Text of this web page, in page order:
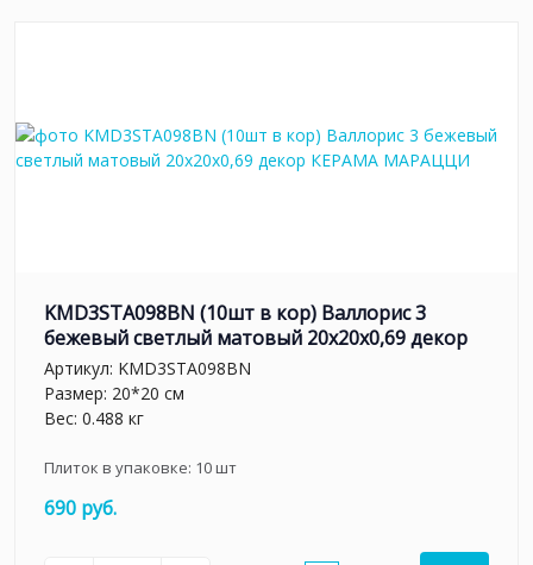
KMD3STA098BN (10шт в кор) Валлорис 3
бежевый светлый матовый 20x20x0,69 декор
Артикул: KMD3STA098BN
Размер: 20*20 см
Вес: 0.488 кг
Плиток в упаковке: 10шт
690 руб.